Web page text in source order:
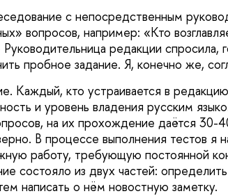
с непосредственным
вопросов, например: «Кто
редакции спросила,
пробное задание. Я, конечно же,
Каждый, кто устраивается в
и уровень владения русским
на их прохождение даётся
В процессе выполнения тестов я
работу, требующую постоянной
состояло из двух частей:
написать о нём новостную заметку.